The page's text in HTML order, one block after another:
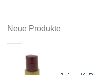
Neue Produkte